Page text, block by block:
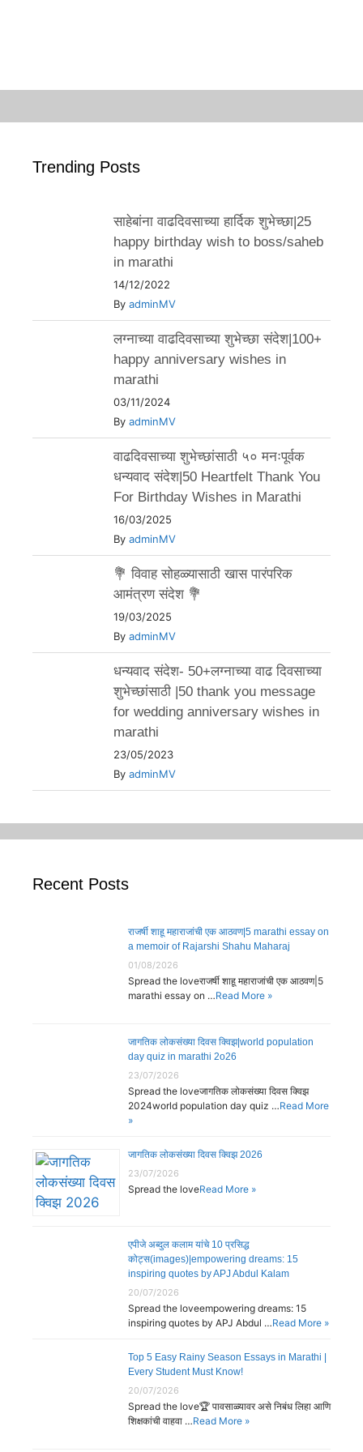
Trending Posts
साहेबांना वाढदिवसाच्या हार्दिक शुभेच्छा|25
happy birthday wish to boss/saheb
in marathi
14/12/2022
By adminMV
लग्नाच्या वाढदिवसाच्या शुभेच्छा संदेश|100+
happy anniversary wishes in
marathi
03/11/2024
By adminMV
वाढदिवसाच्या शुभेच्छांसाठी ५० मनःपूर्वक
धन्यवाद संदेश|50 Heartfelt Thank You
For Birthday Wishes in Marathi
16/03/2025
By adminMV
💐 विवाह सोहळ्यासाठी खास पारंपरिक
आमंत्रण संदेश 💐
19/03/2025
By adminMV
धन्यवाद संदेश- 50+लग्नाच्या वाढ दिवसाच्या
शुभेच्छांसाठी |50 thank you message
for wedding anniversary wishes in
marathi
23/05/2023
By adminMV
Recent Posts
राजर्षी शाहू महाराजांची एक आठवण|5 marathi essay on
a memoir of Rajarshi Shahu Maharaj
01/08/2026
Spread the loveराजर्षी शाहू महाराजांची एक आठवण|5
marathi essay on …Read More »
जागतिक लोकसंख्या दिवस क्विझ|world population
day quiz in marathi 2o26
23/07/2026
Spread the loveजागतिक लोकसंख्या दिवस क्विझ
2024world population day quiz …Read More
»
जागतिक लोकसंख्या दिवस क्विझ 2026
23/07/2026
Spread the loveRead More »
एपीजे अब्दुल कलाम यांचे 10 प्रसिद्ध
कोट्स(images)|empowering dreams: 15
inspiring quotes by APJ Abdul Kalam
20/07/2026
Spread the loveempowering dreams: 15
inspiring quotes by APJ Abdul …Read More »
Top 5 Easy Rainy Season Essays in Marathi |
Every Student Must Know!
20/07/2026
Spread the love🏆 पावसाळ्यावर असे निबंध लिहा आणि
शिक्षकांची वाहवा …Read More »